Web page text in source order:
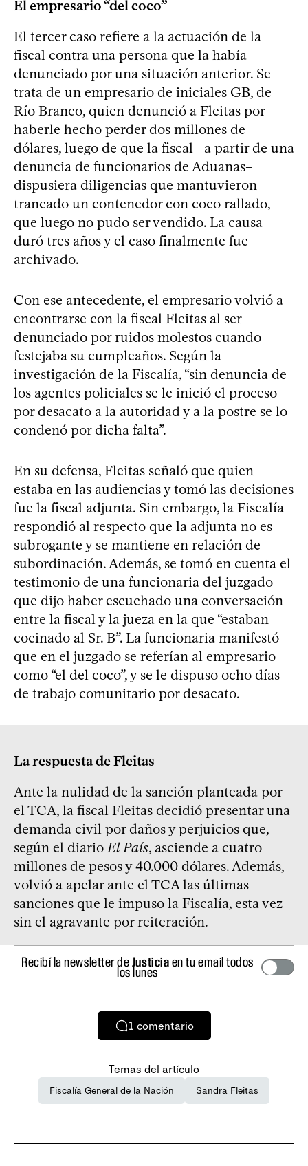
El empresario “del coco”
El tercer caso refiere a la actuación de la
fiscal contra una persona que la había
denunciado por una situación anterior. Se
trata de un empresario de iniciales GB, de
Río Branco, quien denunció a Fleitas por
haberle hecho perder dos millones de
dólares, luego de que la fiscal –a partir de una
denuncia de funcionarios de Aduanas–
dispusiera diligencias que mantuvieron
trancado un contenedor con coco rallado,
que luego no pudo ser vendido. La causa
duró tres años y el caso finalmente fue
archivado.
Con ese antecedente, el empresario volvió a
encontrarse con la fiscal Fleitas al ser
denunciado por ruidos molestos cuando
festejaba su cumpleaños. Según la
investigación de la Fiscalía, “sin denuncia de
los agentes policiales se le inició el proceso
por desacato a la autoridad y a la postre se lo
condenó por dicha falta”.
En su defensa, Fleitas señaló que quien
estaba en las audiencias y tomó las decisiones
fue la fiscal adjunta. Sin embargo, la Fiscalía
respondió al respecto que la adjunta no es
subrogante y se mantiene en relación de
subordinación. Además, se tomó en cuenta el
testimonio de una funcionaria del juzgado
que dijo haber escuchado una conversación
entre la fiscal y la jueza en la que “estaban
cocinado al Sr. B”. La funcionaria manifestó
que en el juzgado se referían al empresario
como “el del coco”, y se le dispuso ocho días
de trabajo comunitario por desacato.
La respuesta de Fleitas
Ante la nulidad de la sanción planteada por
el TCA, la fiscal Fleitas decidió presentar una
demanda civil por daños y perjuicios que,
según el diario El País, asciende a cuatro
millones de pesos y 40.000 dólares. Además,
volvió a apelar ante el TCA las últimas
sanciones que le impuso la Fiscalía, esta vez
sin el agravante por reiteración.
Recibí la newsletter deJusticiaen tu email todos
los lunes
1 comentario
Temas del artículo
Fiscalía General de la Nación Sandra Fleitas